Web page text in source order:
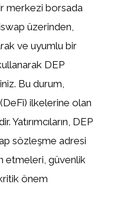
merkezi borsada
üzerinden,
ve uyumlu bir
DEP
Bu durum,
ilkelerine olan
Yatırımcıların, DEP
sözleşme adresi
etmeleri, güvenlik
önem